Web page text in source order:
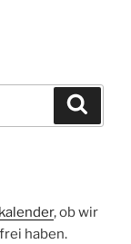
, ob wir
haben.